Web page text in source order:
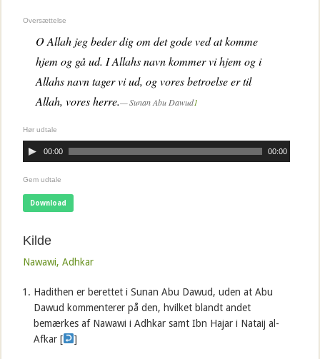
Oversættelse
O Allah jeg beder dig om det gode ved at komme
hjem og gå ud. I Allahs navn kommer vi hjem og i
Allahs navn tager vi ud, og vores betroelse er til
Allah, vores herre.
Sunan Abu Dawud1
Hør udtale
00:00 00:00
Gem udtale
Download
Kilde
Nawawi, Adhkar
Hadithen er berettet i Sunan Abu Dawud, uden at Abu
Dawud kommenterer på den, hvilket blandt andet
bemærkes af Nawawi i Adhkar samt Ibn Hajar i Nataij al-
Afkar [
]